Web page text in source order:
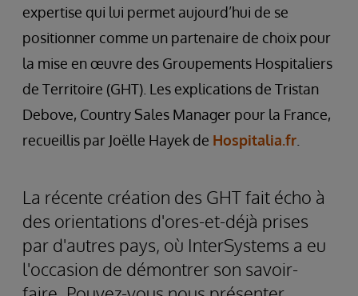
expertise qui lui permet aujourd’hui de se
positionner comme un partenaire de choix pour
la mise en œuvre des Groupements Hospitaliers
de Territoire (GHT). Les explications de Tristan
Debove, Country Sales Manager pour la France,
recueillis par Joëlle Hayek de Hospitalia.fr
La récente création des GHT fait écho à
des orientations d'ores-et-déjà prises
par d'autres pays, où InterSystems a eu
l'occasion de démontrer son savoir-